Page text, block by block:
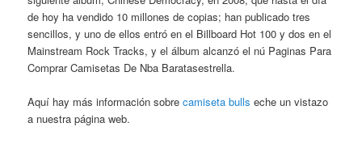
de hoy ha vendido 10 millones de copias; han publicado tres
sencillos, y uno de ellos entró en el Billboard Hot 100 y dos en el
Mainstream Rock Tracks, y el álbum alcanzó el nú Paginas Para
Comprar Camisetas De Nba Baratasestrella.
Aquí hay más información sobrecamiseta bulls eche un vistazo
a nuestra página web.